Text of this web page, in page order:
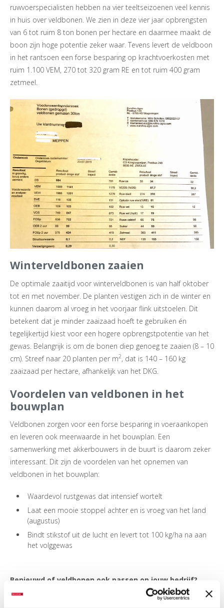
ruwvoerspecialisten hebben na vier teeltseizoenen veel kennis
in huis over veldbonen. We zien in deze vier jaar opbrengsten
van 6 tot ruim 8 ton bonen per hectare en daarmee maakt de
boon zijn hoge potentie zeker waar. Tevens levert de veldboon
in het rantsoen een forse besparing op krachtvoerkosten met
ruim 1.100 VEM, 270 tot 320 gram RE en tot ruim 400 gram
zetmeel.
Winterveldbonen zaaien
De optimale zaaitijd voor winterveldbonen is van half oktober
tot en met november. De planten vestigen zich in de winter en
kunnen daarom al vroeg in het voorjaar flink uitstoelen. Dit
betekent dat je minder zaaizaad hoeft te gebruiken én
tegelijkertijd kiest voor een hogere opbrengstpotentie van het
gewas. Belangrijk is om de bonen diep genoeg te zaaien (8 – 10
cm). Streef naar 20 planten per m2, dat is 140 – 160 kg
zaaizaad per hectare, afhankelijk van het DKG.
Voordelen van veldbonen in het
bouwplan
Veldbonen zorgen voor een forse besparing in voeraankopen
en leveren ook meerwaarde in het bouwplan. Een
samenwerking met akkerbouwers in de buurt is daarom zeker
interessant. Dit zijn de voordelen van het opnemen van
veldbonen in het bouwplan:
Waardevol rustgewas dat intensief wortelt
Laat een mooie stoppel achter en is vroeg van het land
(augustus)
Bindt stikstof uit de lucht en levert tot 100 kg/ha na aan
het volggewas
Benieuwd of veldbonen ook passen op jouw bedrijf?
Lees hier meer over veldbonen
of vraag je LG